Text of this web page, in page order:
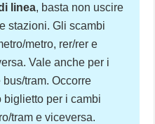
linea, basta non uscire
stazioni. Gli scambi
metro, rer/rer e
Vale anche per i
tram. Occorre
biglietto per i cambi
tram e viceversa.